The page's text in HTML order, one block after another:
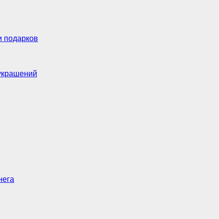
подарков